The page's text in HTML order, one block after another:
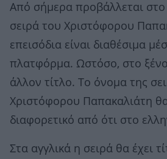
Από σήμερα προβάλλεται
σειρά του Χριστόφορου
επεισόδια είναι διαθέσιμα
πλατφόρμα. Ωστόσο, στο
άλλον τίτλο. Το όνομα της
Χριστόφορου Παπακαλιάτη θα
διαφορετικό από ότι στο
Στα αγγλικά η σειρά θα έχει